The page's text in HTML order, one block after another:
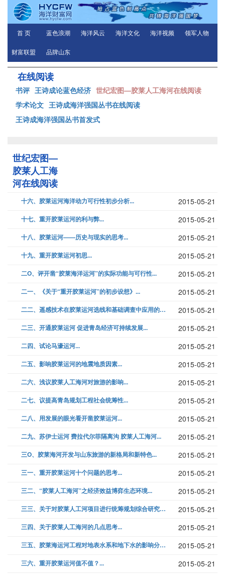
首 页 蓝色浪潮 海洋风云 海洋文化 海洋视频 领军人物
财富联盟 品牌山东
在线阅读
书评 王诗成论蓝色经济 世纪宏图—胶莱人工海河在线阅读
学术论文 王诗成海洋强国丛书在线阅读
王诗成海洋强国丛书首发式
世纪宏图—
胶莱人工海
河在线阅读
十六、胶莱运河海洋动力可行性初步分析... 2015-05-21
十七、重开胶莱运河的利与弊... 2015-05-21
十八、胶莱运河——历史与现实的思考... 2015-05-21
十九、重开胶莱运河初思... 2015-05-21
二O、评开凿“胶莱海洋运河”的实际功能与可行性... 2015-05-21
二一、《关于“重开胶莱运河”的初步设想》... 2015-05-21
二二、遥感技术在胶莱运河选线和基础调查中应用的可行性与效益分析... 2015-05-21
二三、开通胶莱运河 促进青岛经济可持续发展... 2015-05-21
二四、试论马濠运河... 2015-05-21
二五、影响胶莱运河的地震地质因素... 2015-05-21
二六、浅议胶莱人工海河对旅游的影响... 2015-05-21
二七、议提高青岛规划工程社会统筹性... 2015-05-21
二八、用发展的眼光看开凿胶莱运河... 2015-05-21
二九、苏伊士运河 费拉代尔菲隔离沟 胶莱人工海河... 2015-05-21
三O、胶莱海河开发与山东旅游的新格局和新特色... 2015-05-21
三一、重开胶莱运河十个问题的思考... 2015-05-21
三二、“胶莱人工海河”之经济效益博弈生态环境... 2015-05-21
三三、关于对胶莱人工河项目进行统筹规划综合研究的建议... 2015-05-21
三四、关于胶莱人工海河的几点思考... 2015-05-21
三五、胶莱海运河工程对地表水系和地下水的影响分析... 2015-05-21
三六、重开胶莱运河值不值？... 2015-05-21